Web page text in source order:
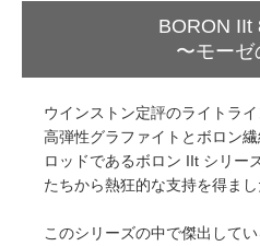
BORON IIt
〜モーゼ
ウインストン定評のライトラ
高弾性グラファイトとボロン
ロッドであるボロン IIt シリー
たちから熱狂的な支持を得まし
このシリーズの中で傑出して